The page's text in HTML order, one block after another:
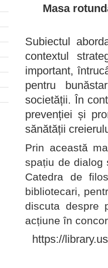
Masa
Subiectul
contextul
important,
pentru
societății. În
prevenției și
sănătății
Prin această
spațiu de dialog
Catedra de
bibliotecari,
discuta despre
acțiune în
https://